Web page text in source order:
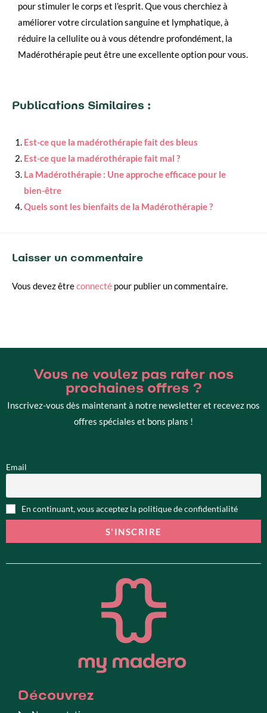
pour stimuler le corps et l’esprit. Que vous cherchiez à
améliorer votre circulation sanguine et lymphatique, à
réduire la cellulite ou à vous détendre profondément, la
Madérothérapie peut être une excellente option pour vous.
Publications Similaires :
Est-ce que la madérothérapie fait des bleus
Est-ce que la madérothérapie fait mal ?
La Madérothérapie : Une approche efficace pour le
bien-être
Quels sont les bienfaits de la Madérothérapie ?
Laisser un commentaire
Vous devez êtreconnecté pour publier un commentaire.
Vous ne voulez pas rater nos
prochaines offres ?
Inscrivez-vous dès maintenant à notre newsletter et recevez nos
offres spéciales et bons plans !​
Email
En continuant, vous acceptez la politique de confidentialité
Découvrez